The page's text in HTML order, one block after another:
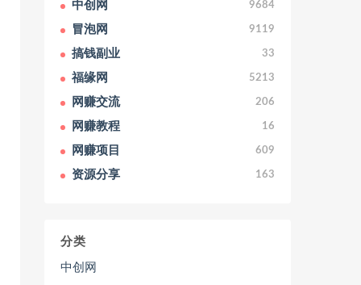
中创网 9684
冒泡网 9119
搞钱副业 33
福缘网 5213
网赚交流 206
网赚教程 16
网赚项目 609
资源分享 163
分类
中创网